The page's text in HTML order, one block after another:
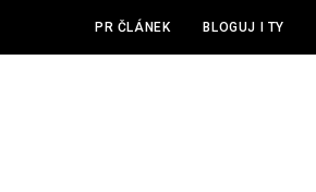
PR ČLÁNEK BLOGUJ I TY